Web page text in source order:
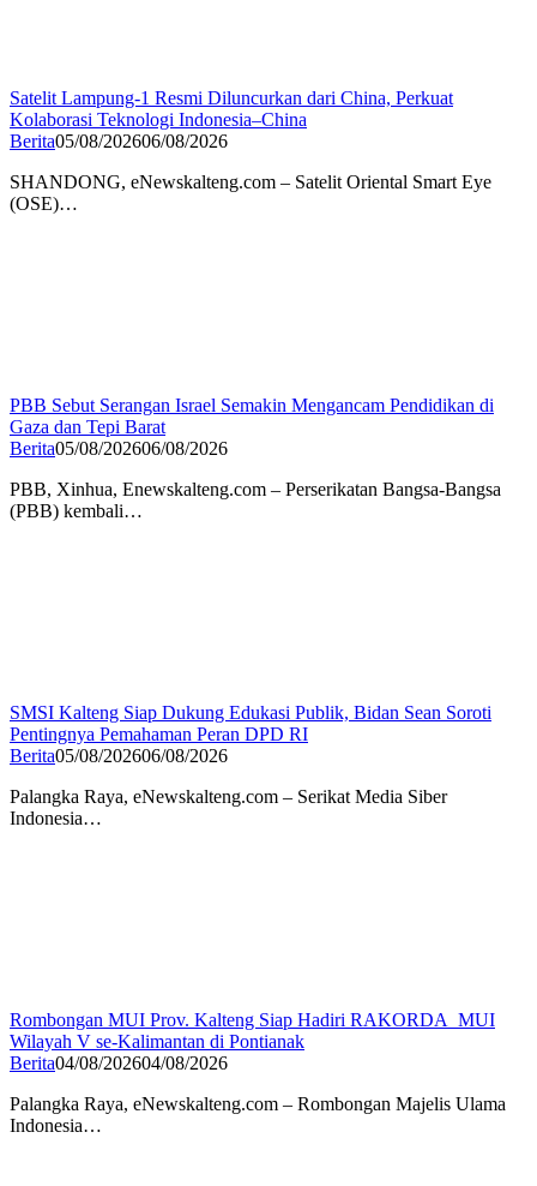
Satelit Lampung-1 Resmi Diluncurkan dari China, Perkuat
Kolaborasi Teknologi Indonesia–China
Berita05/08/202606/08/2026
SHANDONG, eNewskalteng.com – Satelit Oriental Smart Eye
(OSE)…
PBB Sebut Serangan Israel Semakin Mengancam Pendidikan di
Gaza dan Tepi Barat
Berita05/08/202606/08/2026
PBB, Xinhua, Enewskalteng.com – Perserikatan Bangsa-Bangsa
(PBB) kembali…
SMSI Kalteng Siap Dukung Edukasi Publik, Bidan Sean Soroti
Pentingnya Pemahaman Peran DPD RI
Berita05/08/202606/08/2026
Palangka Raya, eNewskalteng.com – Serikat Media Siber
Indonesia…
Rombongan MUI Prov. Kalteng Siap Hadiri RAKORDA MUI
Wilayah V se-Kalimantan di Pontianak
Berita04/08/202604/08/2026
Palangka Raya, eNewskalteng.com – Rombongan Majelis Ulama
Indonesia…